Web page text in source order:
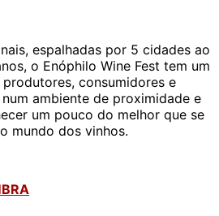
espalhadas por 5 cidades ao
o Enóphilo Wine Fest tem um
consumidores e
ambiente de proximidade e
um pouco do melhor que se
mundo dos vinhos.